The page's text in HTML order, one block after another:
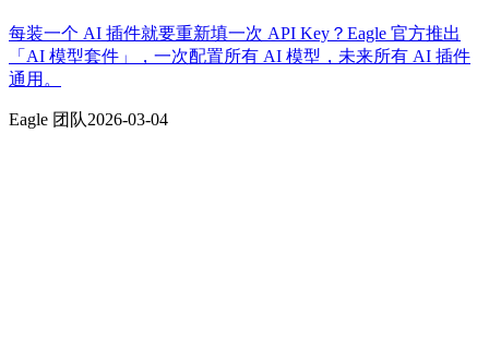
每装一个 AI 插件就要重新填一次 API Key？Eagle 官方推出
「AI 模型套件」，一次配置所有 AI 模型，未来所有 AI 插件
通用。
Eagle 团队2026-03-04